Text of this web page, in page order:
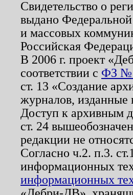
Свидетельство о
выдано
и массовых
Российская
В 2006 г. проект
соответствии с ФЗ №
ст. 13 «Создание
журналов, изданные
Доступ к архивным
ст. 24
редакции не
Согласно ч.2. п.3.
информационных
информационных